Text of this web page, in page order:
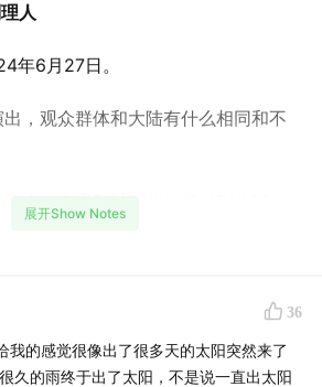
人
年6月27日。
，观众群体和大陆有什么相同和不
么？有遇到过哪些你没料到的问
变化，才会让你们做了“以产品合作”
展开Show Notes
36
我的感觉很像出了很多天的太阳突然来了
久的雨终于出了太阳，不是说一直出太阳